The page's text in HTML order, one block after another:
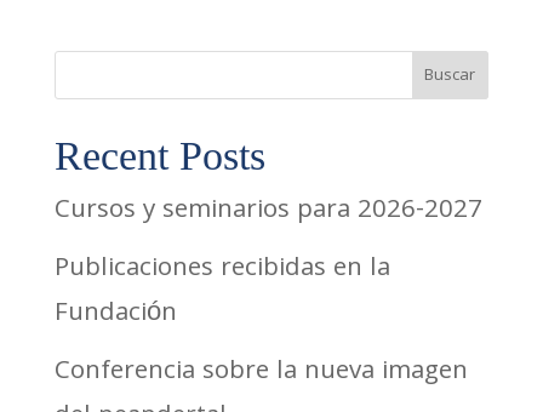
Buscar
Recent Posts
Cursos y seminarios para 2026-2027
Publicaciones recibidas en la
Fundación
Conferencia sobre la nueva imagen